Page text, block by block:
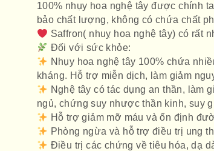
100% nhụy hoa nghệ tây được chính
bảo chất lượng, không có chứa chất
Saffron( nhuỵ hoa nghệ tây) có rất
Đối với sức khỏe:
Nhụy hoa nghệ tây 100% chứa
kháng. Hỗ trợ miễn dịch, làm giảm
Nghệ tây có tác dụng an thần, làm
ngủ, chứng suy nhược thần kinh, suy
Hỗ trợ giảm mỡ máu và ổn định
Phòng ngừa và hỗ trợ điều trị ung
Điều trị các chứng về tiêu hóa, dạ